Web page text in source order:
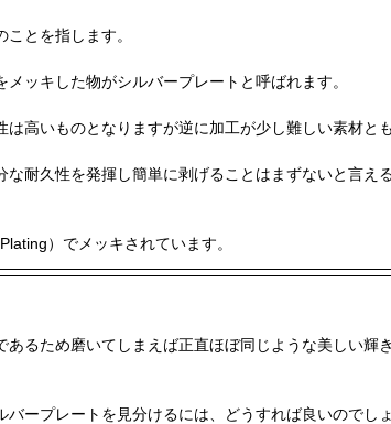
とを指します。
ッキした物がシルバープレートと呼ばれます。
高いものとなりますが逆に加工が少し難しい素材とも
耐久性を発揮し簡単に剥げることはまずないと言え
）でメッキされています。
るため磨いてしまえば正直ほぼ同じような美しい輝
ープレートを見分けるには、どうすれば良いのでしょ